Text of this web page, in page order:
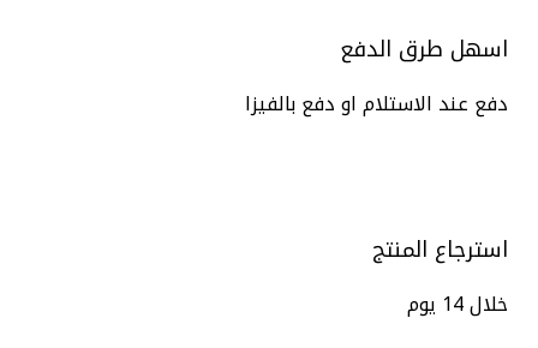
اسهل طرق الدفع
دفع عند الاستلام او دفع بالفيزا
استرجاع المنتج
خلال 14 يوم